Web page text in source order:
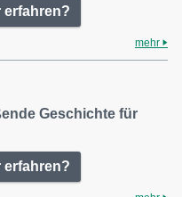
erfahren?
mehr
Geschichte für
erfahren?